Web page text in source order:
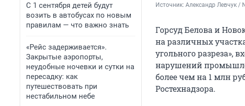
С 1 сентября детей будут
возить в автобусах по новым
правилам — что важно знать
«Рейс задерживается».
Закрытые аэропорты,
неудобные ночевки и сутки на
пересадку: как
путешествовать при
нестабильном небе
Источник: Александр Левчук /
Горсуд Белова и
на различных
угольного разреза»,
нарушений
более чем на 1 млн
Ростехнадзора.